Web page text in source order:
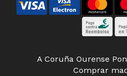
A Coruña Ourense
Comprar